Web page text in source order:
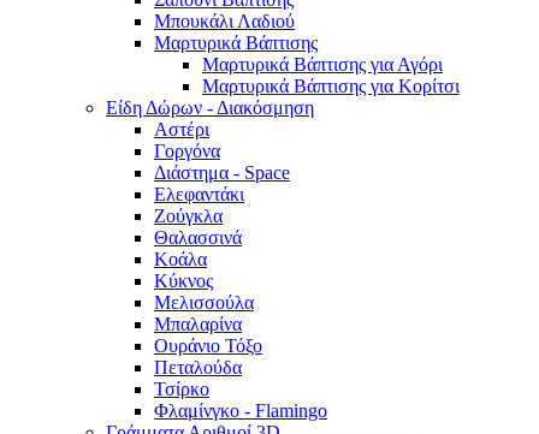
Μπουκάλι Λαδιού
Μαρτυρικά Βάπτισης
Μαρτυρικά Βάπτισης για Αγόρι
Μαρτυρικά Βάπτισης για Κορίτσι
Είδη Δώρων - Διακόσμηση
Αστέρι
Γοργόνα
Διάστημα - Space
Ελεφαντάκι
Ζούγκλα
Θαλασσινά
Κοάλα
Κύκνος
Μελισσούλα
Μπαλαρίνα
Ουράνιο Τόξο
Πεταλούδα
Τσίρκο
Φλαμίνγκο - Flamingo